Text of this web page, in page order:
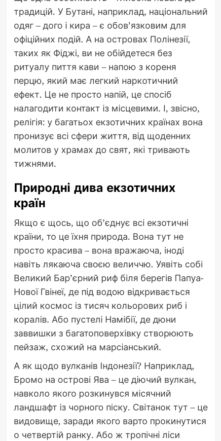
традицій. У Бутані, наприклад, національний
одяг – дого і кира – є обов’язковим для
офіційних подій. А на островах Полінезії,
таких як Фіджі, ви не обійдетеся без
ритуалу пиття кави – напою з кореня
перцю, який має легкий наркотичний
ефект. Це не просто напій, це спосіб
налагодити контакт із місцевими. І, звісно,
релігія: у багатьох екзотичних країнах вона
пронизує всі сфери життя, від щоденних
молитов у храмах до свят, які тривають
тижнями.
Природні дива екзотичних
країн
Якщо є щось, що об’єднує всі екзотичні
країни, то це їхня природа. Вона тут не
просто красива – вона вражаюча, іноді
навіть лякаюча своєю величчю. Уявіть собі
Великий Бар’єрний риф біля берегів Папуа-
Нової Гвінеї, де під водою відкривається
цілий космос із тисяч кольорових риб і
коралів. Або пустелі Намібії, де дюни
заввишки з багатоповерхівку створюють
пейзаж, схожий на марсіанський.
А як щодо вулканів Індонезії? Наприклад,
Бромо на острові Ява – це діючий вулкан,
навколо якого розкинувся місячний
ландшафт із чорного піску. Світанок тут – це
видовище, заради якого варто прокинутися
о четвертій ранку. Або ж тропічні ліси